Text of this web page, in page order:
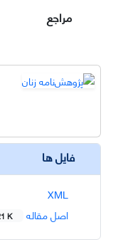
مراجع
فایل ها
XML
اصل مقاله
K